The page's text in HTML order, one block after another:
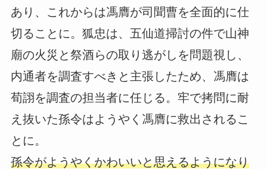
あり、これからは馮膺が司聞曹を全面的に仕
切ることに。狐忠は、五仙道掃討の件で山神
廟の火災と祭酒らの取り逃がしを問題視し、
内通者を調査すべきと主張したため、馮膺は
荀詡を調査の担当者に任じる。牢で拷問に耐
え抜いた孫令はようやく馮膺に救出されるこ
とに。
孫令がようやくかわいいと思えるようになり